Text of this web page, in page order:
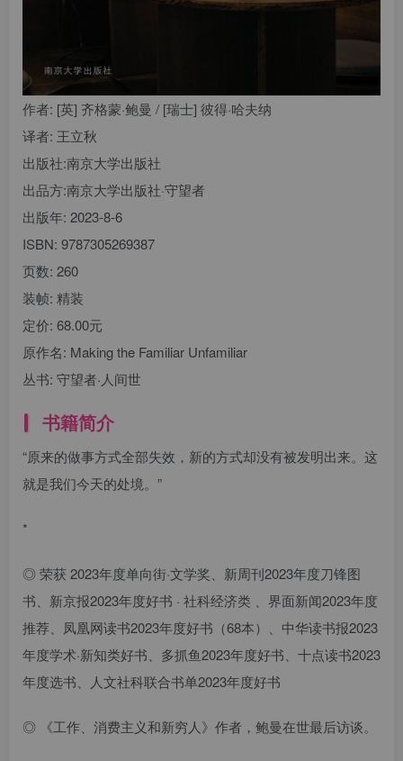
作者: [英] 齐格蒙·鲍曼 / [瑞士] 彼得·哈夫纳
译者: 王立秋
出版社:南京大学出版社
出品方:南京大学出版社·守望者
出版年: 2023-8-6
ISBN: 9787305269387
页数: 260
装帧: 精装
定价: 68.00元
原作名: Making the Familiar Unfamiliar
丛书: 守望者·人间世
书籍简介
“原来的做事方式全部失效，新的方式却没有被发明出来。这
就是我们今天的处境。”
*
◎ 荣获 2023年度单向街·文学奖、新周刊2023年度刀锋图
书、新京报2023年度好书 · 社科经济类 、界面新闻2023年度
推荐、凤凰网读书2023年度好书（68本）、中华读书报2023
年度学术·新知类好书、多抓鱼2023年度好书、十点读书2023
年度选书、人文社科联合书单2023年度好书
◎ 《工作、消费主义和新穷人》作者，鲍曼在世最后访谈。